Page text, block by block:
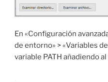
En «Configuración
de entorno» > «Variables
variable PATH añadiendo